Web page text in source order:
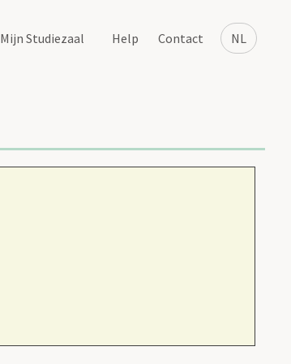
NL
Mijn Studiezaal Help Contact